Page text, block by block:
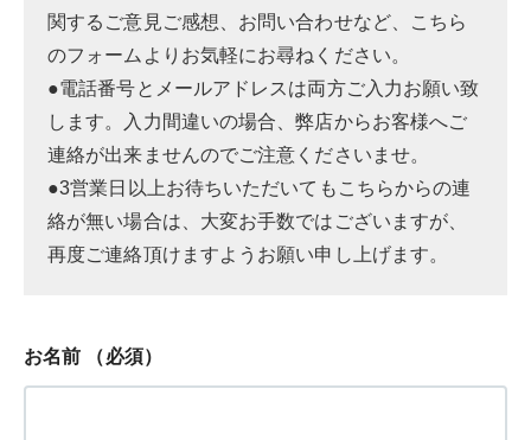
関するご意見ご感想、お問い合わせなど、こちら
のフォームよりお気軽にお尋ねください。
●電話番号とメールアドレスは両方ご入力お願い致
します。入力間違いの場合、弊店からお客様へご
連絡が出来ませんのでご注意くださいませ。
●3営業日以上お待ちいただいてもこちらからの連
絡が無い場合は、大変お手数ではございますが、
再度ご連絡頂けますようお願い申し上げます。
お名前 （必須）